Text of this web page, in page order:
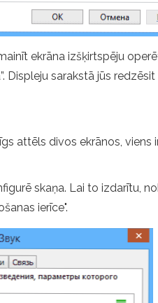
ekrāna izšķirtspēju
Displeju sarakstā jūs
attēls divos ekrānos, viens
skaņa. Lai to izdarītu,
ierīce".